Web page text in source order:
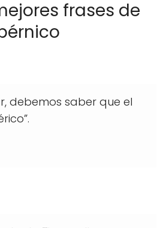
frases de
debemos saber que el